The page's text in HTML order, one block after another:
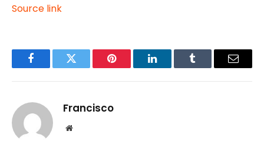
Source link
FacebookTwitter Pinterest LinkedInTumblr Email
Francisco
Website